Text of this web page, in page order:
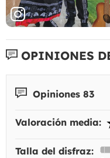
OPINIONES
Opiniones 83
Valoración media:
Talla del disfraz: